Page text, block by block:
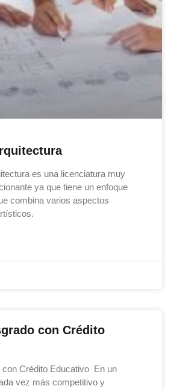
es una licenciatura muy
ya que tiene un enfoque
combina varios aspectos
con Crédito
con Crédito Educativo En un
vez más competitivo y